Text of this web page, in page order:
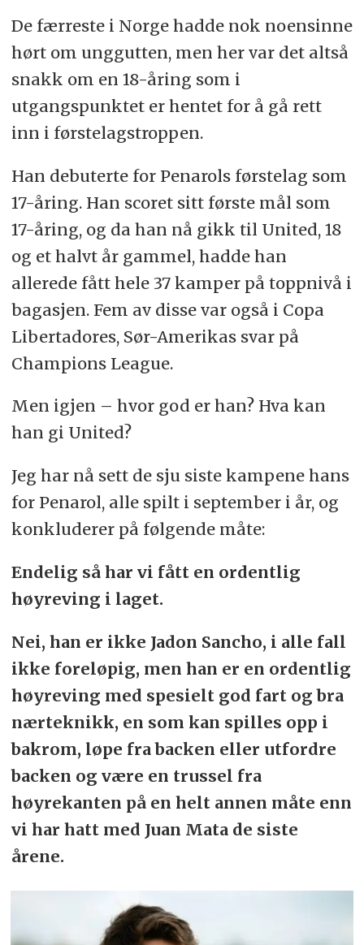
De færreste i Norge hadde nok noensinne
hørt om unggutten, men her var det altså
snakk om en 18-åring som i
utgangspunktet er hentet for å gå rett
inn i førstelagstroppen.
Han debuterte for Penarols førstelag som
17-åring. Han scoret sitt første mål som
17-åring, og da han nå gikk til United, 18
og et halvt år gammel, hadde han
allerede fått hele 37 kamper på toppnivå i
bagasjen. Fem av disse var også i Copa
Libertadores, Sør-Amerikas svar på
Champions League.
Men igjen – hvor god er han? Hva kan
han gi United?
Jeg har nå sett de sju siste kampene hans
for Penarol, alle spilt i september i år, og
konkluderer på følgende måte:
Endelig så har vi fått en ordentlig
høyreving i laget.
Nei, han er ikke Jadon Sancho, i alle fall
ikke foreløpig, men han er en ordentlig
høyreving med spesielt god fart og bra
nærteknikk, en som kan spilles opp i
bakrom, løpe fra backen eller utfordre
backen og være en trussel fra
høyrekanten på en helt annen måte enn
vi har hatt med Juan Mata de siste
årene.